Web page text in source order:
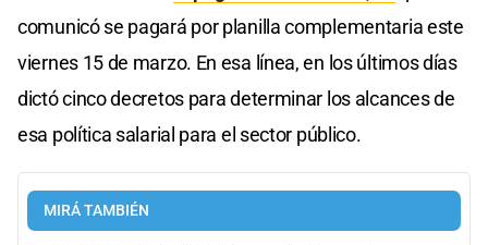
comunicó se pagará por planilla complementaria este
viernes 15 de marzo. En esa línea, en los últimos días
dictó cinco decretos para determinar los alcances de
esa política salarial para el sector público.
MIRÁ TAMBIÉN